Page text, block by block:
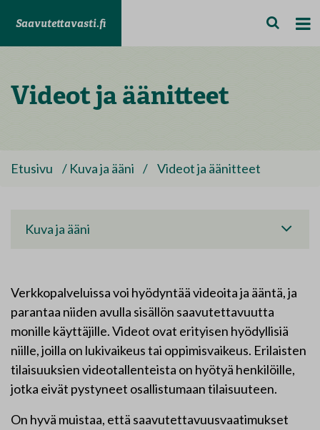
Saavutettavasti.fi
Videot ja äänitteet
Etusivu / Kuva ja ääni / Videot ja äänitteet
Kuva ja ääni
Verkkopalveluissa voi hyödyntää videoita ja ääntä, ja
parantaa niiden avulla sisällön saavutettavuutta
monille käyttäjille. Videot ovat erityisen hyödyllisiä
niille, joilla on lukivaikeus tai oppimisvaikeus. Erilaisten
tilaisuuksien videotallenteista on hyötyä henkilöille,
jotka eivät pystyneet osallistumaan tilaisuuteen.
On hyvä muistaa, että saavutettavuusvaatimukset